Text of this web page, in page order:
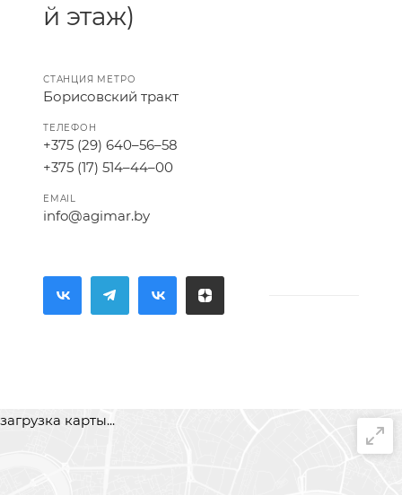
й этаж)
СТАНЦИЯ МЕТРО
Борисовский тракт
ТЕЛЕФОН
+375 (29) 640–56–58
+375 (17) 514–44–00
EMAIL
info@agimar.by
загрузка карты...